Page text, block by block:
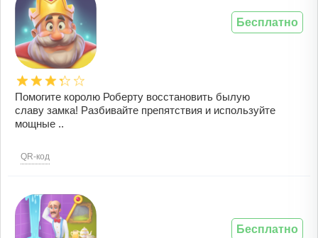
Помогите королю Роберту восстановить былую
славу замка! Разбивайте препятствия и используйте
мощные ..
QR-код
Бесплатно
Бесплатно